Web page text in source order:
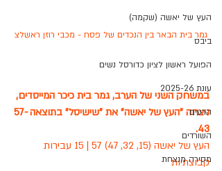
העץ של יאשה (שקמה)
ביבס
הפועל ראשון לציון כדורסל נשים
עונת 2025-26
הרעים
השורדים
מסירה מנצחת
גמר בית הבאר בין הנכדים של פסח - מכבי רוזן ראשלצ
במשחק השני של הערב, גמר בית כיכר המייסדים,
ניצחה "העץ של יאשה" את "שישיסל" בתוצאה 57-
43.
העץ של יאשה (15, 32, 47) 57 | 15 עבירות
קבוצתיות